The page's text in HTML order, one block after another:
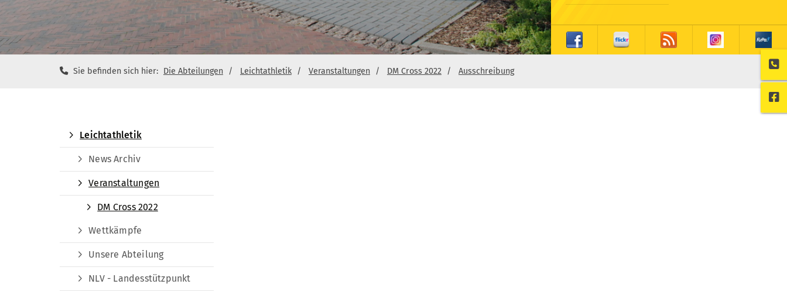
Sie befinden sich hier: Die Abteilungen Leichtathletik Veranstaltungen DM Cross 2022 Ausschreibung
Leichtathletik
News Archiv
Veranstaltungen
DM Cross 2022
Wettkämpfe
Unsere Abteilung
NLV - Landesstützpunkt